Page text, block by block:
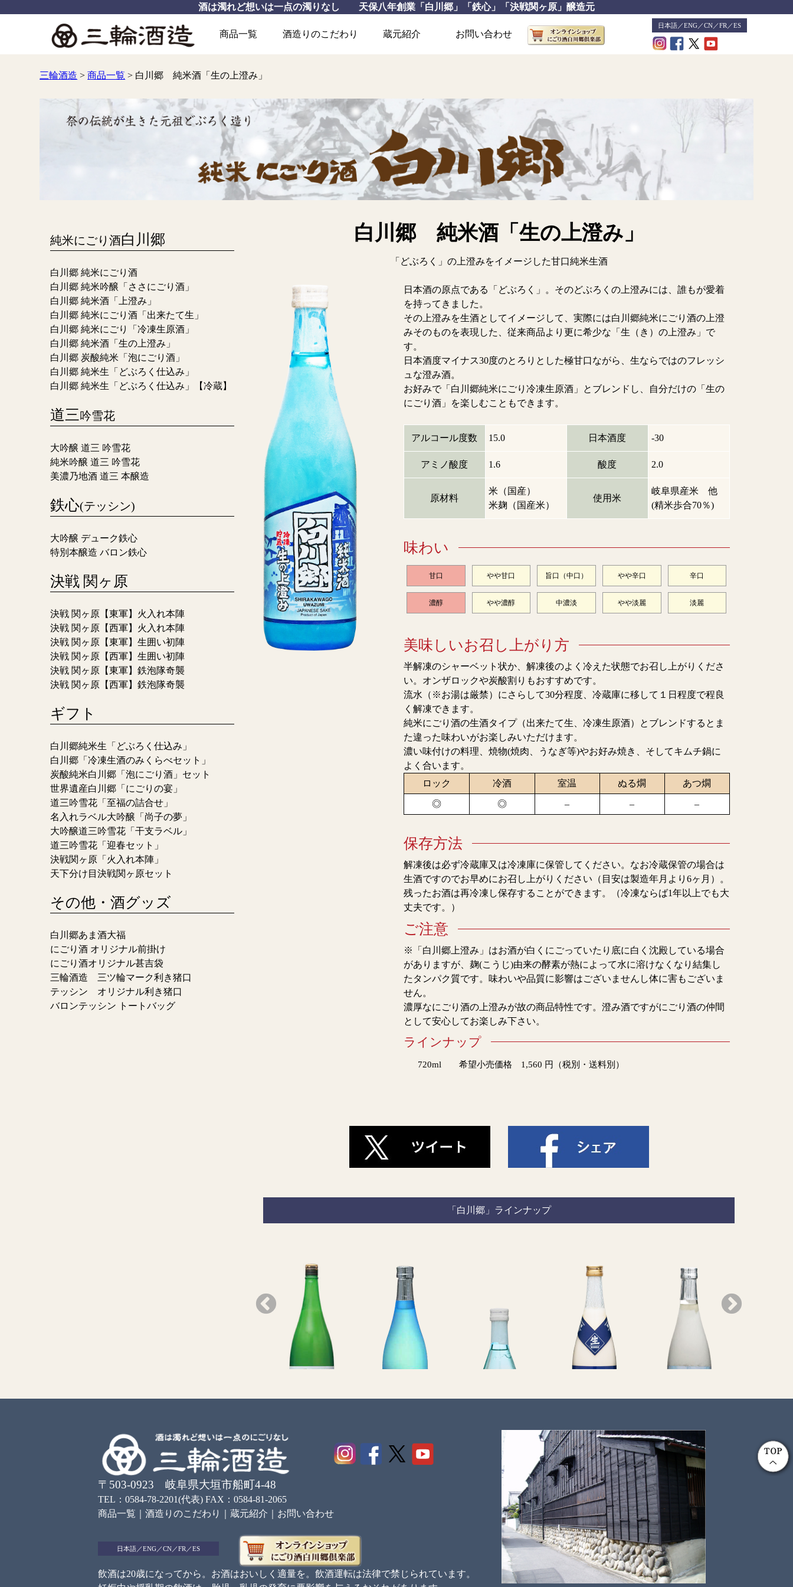
酒は濁れど想いは一点の濁りなし 天保八年創業「白川郷」「鉄心」「決戦関ヶ原」醸造元
商品一覧 酒造りのこだわり 蔵元紹介 お問い合わせ
日本語 ／ENG ／CN ／FR ／ES
三輪酒造 >商品一覧 > 白川郷 純米酒「生の上澄み」
純米にごり酒白川郷
白川郷 純米にごり酒
白川郷 純米吟醸「ささにごり酒」
白川郷 純米酒「上澄み」
白川郷 純米にごり酒「出来たて生」
白川郷 純米にごり「冷凍生原酒」
白川郷 純米酒「生の上澄み」
白川郷 炭酸純米「泡にごり酒」
白川郷 純米生「どぶろく仕込み」
白川郷 純米生「どぶろく仕込み」【冷蔵】
道三吟雪花
大吟醸 道三 吟雪花
純米吟醸 道三 吟雪花
美濃乃地酒 道三 本醸造
鉄心(テッシン)
大吟醸 デューク鉄心
特別本醸造 バロン鉄心
決戦 関ヶ原
決戦 関ヶ原【東軍】火入れ本陣
決戦 関ヶ原【西軍】火入れ本陣
決戦 関ヶ原【東軍】生囲い初陣
決戦 関ヶ原【西軍】生囲い初陣
決戦 関ヶ原【東軍】鉄泡隊奇襲
決戦 関ヶ原【西軍】鉄泡隊奇襲
ギフト
白川郷純米生「どぶろく仕込み」
白川郷「冷凍生酒のみくらべセット」
炭酸純米白川郷「泡にごり酒」セット
世界遺産白川郷「にごりの宴」
道三吟雪花「至福の詰合せ」
名入れラベル大吟醸「尚子の夢」
大吟醸道三吟雪花「干支ラベル」
道三吟雪花「迎春セット」
決戦関ヶ原「火入れ本陣」
天下分け目決戦関ヶ原セット
その他・酒グッズ
白川郷あま酒大福
にごり酒 オリジナル前掛け
にごり酒オリジナル甚吉袋
三輪酒造 三ツ輪マーク利き猪口
テッシン オリジナル利き猪口
バロンテッシン トートバッグ
白川郷 純米酒「生の上澄み」
「どぶろく」の上澄みをイメージした甘口純米生酒
日本酒の原点である「どぶろく」。そのどぶろくの上澄みには、誰もが愛着
を持ってきました。
その上澄みを生酒としてイメージして、実際には白川郷純米にごり酒の上澄
みそのものを表現した、従来商品より更に希少な「生（き）の上澄み」で
す。
日本酒度マイナス30度のとろりとした極甘口ながら、生ならではのフレッシ
ュな澄み酒。
お好みで「白川郷純米にごり冷凍生原酒」とブレンドし、自分だけの「生の
にごり酒」を楽しむこともできます。
アルコール度数 15.0 日本酒度 -30
アミノ酸度 1.6 酸度 2.0
原材料
米（国産）
米麹（国産米）
使用米
岐阜県産米 他
(精米歩合70％)
味わい
甘口 やや甘口 旨口（中口） やや辛口 辛口
濃醇 やや濃醇 中濃淡 やや淡麗 淡麗
美味しいお召し上がり方
半解凍のシャーベット状か、解凍後のよく冷えた状態でお召し上がりくださ
い。オンザロックや炭酸割りもおすすめです。
流水（※お湯は厳禁）にさらして30分程度、冷蔵庫に移して１日程度で程良
く解凍できます。
純米にごり酒の生酒タイプ（出来たて生、冷凍生原酒）とブレンドするとま
た違った味わいがお楽しみいただけます。
濃い味付けの料理、焼物(焼肉、うなぎ等)やお好み焼き、そしてキムチ鍋に
よく合います。
ロック
冷酒 室温 ぬる燗 あつ燗
◎ ◎ – – –
保存方法
解凍後は必ず冷蔵庫又は冷凍庫に保管してください。なお冷蔵保管の場合は
生酒ですのでお早めにお召し上がりください（目安は製造年月より6ヶ月）。
残ったお酒は再冷凍し保存することができます。（冷凍ならば1年以上でも大
丈夫です。）
ご注意
※「白川郷上澄み」はお酒が白くにごっていたり底に白く沈殿している場合
がありますが、麹(こうじ)由来の酵素が熱によって水に溶けなくなり結集し
たタンパク質です。味わいや品質に影響はございませんし体に害もございま
せん。
濃厚なにごり酒の上澄みが故の商品特性です。澄み酒ですがにごり酒の仲間
として安心してお楽しみ下さい。
ラインナップ
720ml 希望小売価格 1,560 円（税別・送料別）
「白川郷」ラインナップ
白川郷 純米酒
どぶろく仕込み
詳しく見る
白川郷 純米酒
どぶろく仕込み【冷
蔵】
詳しく見る
白川郷 純米酒
上澄み
詳しく見る
白川郷 純米にごり酒
出来たて生
詳しく見る
白川郷 純米にごり
冷凍生原酒
〒503-0923 岐阜県大垣市船町4-48
TEL：0584-78-2201(代表) FAX：0584-81-2065
商品一覧
酒造りのこだわり 蔵元紹介 お問い合わせ
日本語／ENG／CN／FR／ES
飲酒は20歳になってから。お酒はおいしく適量を。飲酒運転は法律で禁じられています。